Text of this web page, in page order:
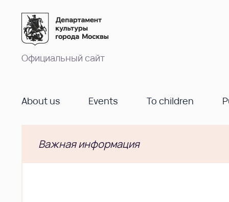
Официальный сайт
About us Events To children
Важная информация